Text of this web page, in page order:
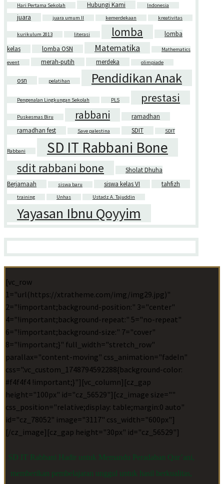
Hari Pertama Sekolah Hubungi Kami Indonesia
juara juara umum II kemerdekaan kreativitas
kurikulum 2013 literasi lomba
lomba
kelas
lomba OSN Matematika
Mathematics
event
merah-putih merdeka olimpiade
osn pelatihan Pendidikan Anak
Pengenalan Lingkungan Sekolah PLS prestasi
Puskesmas Biru rabbani
ramadhan
ramadhan fest
Save palestina SDIT SDIT
Rabbani SD IT Rabbani Bone
sdit rabbani bone
Sholat Dhuha
Berjamaah
siswa baru siswa kelas VI tahfizh
training Unhas Ustadz A. Tajuddin
Yayasan Ibnu Qoyyim
[vc_row
1="url(https://xtratheme.com/img/img29.jpg)"
2="!important;background-position:" 3="center"
4="!important;background-repeat:" 5="no-repeat"
6="!important;background-size:" 7="cover"
8="!important;}" full_width="stretch_row"
parallax="content-moving" css_animation="fadeIn"
css=".vc_custom_1748794592288{background-color:
#f4f4f4 !important;}"][vc_column][cz_gap
height="100px" id="cz_56529"][cz_image size=""
css_position="relative;display: table;margin:0 auto"
id="cz_78052" image="3117" css_width="600px"]
[/cz_image][cz_gap height="30px" id="cz_56529"]
SD IT Rabbani Hadir untuk Memandu Peradaban Qur’ani,
memberikan pembelajaran unggul untuk hasil berkualitas,